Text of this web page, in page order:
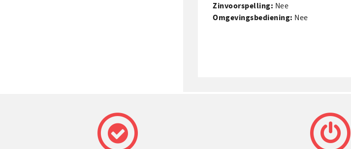
Zin­voorspelling: Nee
Omgevings­bediening: Nee